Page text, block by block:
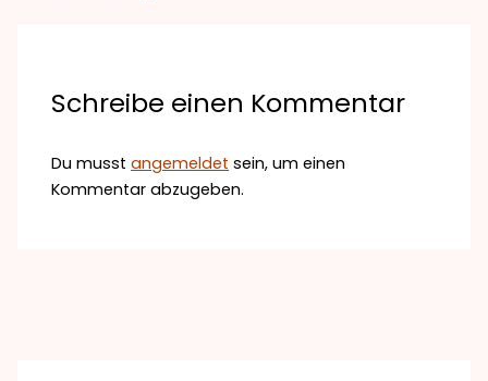
Schreibe einen Kommentar
Du musstangemeldet sein, um einen
Kommentar abzugeben.